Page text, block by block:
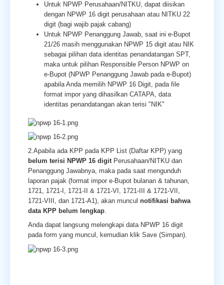
Untuk NPWP Perusahaan/NITKU, dapat diisikan
dengan NPWP 16 digit perusahaan atau NITKU 22
digit (bagi wajib pajak cabang)
Untuk NPWP Penanggung Jawab, saat ini e-Bupot
21/26 masih menggunakan NPWP 15 digit atau NIK
sebagai pilihan data identitas penandatangan SPT,
maka untuk pilihan Responsible Person NPWP on
e-Bupot (NPWP Penanggung Jawab pada e-Bupot)
apabila Anda memilih NPWP 16 Digit, pada file
format impor yang dihasilkan CATAPA, data
identitas penandatangan akan terisi "NIK"
2.Apabila ada KPP pada KPP List (Daftar KPP) yang
belum terisi NPWP 16 digitPerusahaan/NITKU dan
Penanggung Jawabnya, maka pada saat mengunduh
laporan pajak (format impor e-Bupot bulanan & tahunan,
1721, 1721-I, 1721-II & 1721-VI, 1721-III & 1721-VII,
1721-VIII, dan 1721-A1), akan muncul notifikasi bahwa
data KPP belum lengkap.
Anda dapat langsung melengkapi data NPWP 16 digit
pada form yang muncul, kemudian klik Save (Simpan).